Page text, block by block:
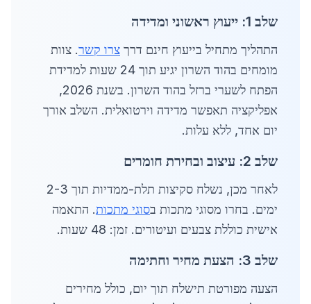
שלב 1: ייעוץ ראשוני ומדידה
התהליך מתחיל בייעוץ חינם דרך צרו קשר. צוות
מומחים בהוד השרון יגיע תוך 24 שעות למדידת
הפתח לשערי ברזל בהוד השרון. בשנת 2026,
אפליקציה תאפשר מדידה וירטואלית. השלב אורך
יום אחד, ללא עלות.
שלב 2: עיצוב ובחירת חומרים
לאחר מכן, נשלח סקיצות תלת-ממדיות תוך 2-3
ימים. בחרו מסוגי מתכות בסוגי מתכות. התאמה
אישית כוללת צבעים ועיטורים. זמן: 48 שעות.
שלב 3: הצעת מחיר וחתימה
הצעה מפורטת תישלח תוך יום, כולל מחירים